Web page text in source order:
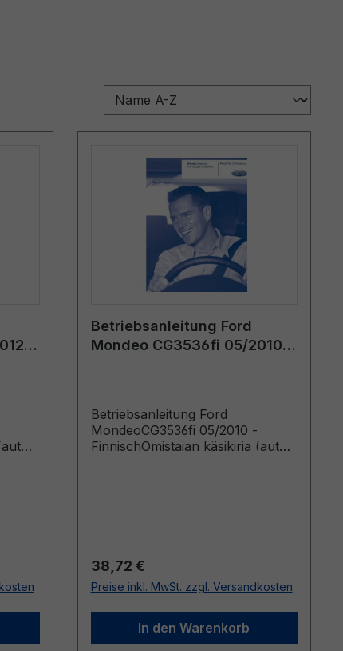
-
Betriebsanleitung Ford
Mondeo CG3536fi 05/2010 -
Betriebsanleitung Ford
MondeoCG3536fi 05/2010 -
FinnischOmistajan käsikirja (autot
Regulärer Preis:
38,72 €
Preise inkl. MwSt. zzgl. Versandkosten
In den Warenkorb